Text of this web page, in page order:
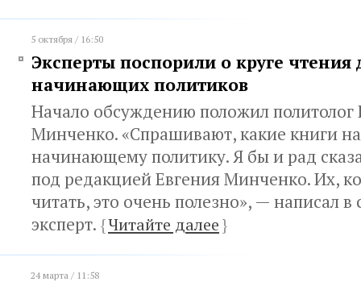
5 октября / 16:50
Эксперты поспорили о круге чтения
начинающих политиков
Начало обсуждению положил политолог
Минченко. «Спрашивают, какие книги
начинающему политику. Я бы и рад
под редакцией Евгения Минченко. Их,
читать, это очень полезно», — написал
эксперт. {Читайте далее}
24 марта / 11:58